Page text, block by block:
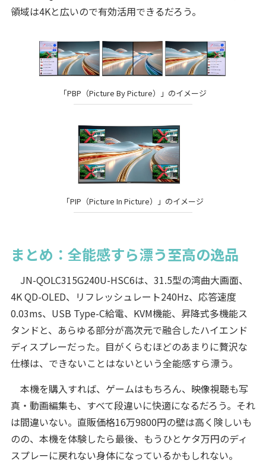
領域は4Kと広いので有効活用できるだろう。
「PBP（Picture By Picture）」のイメージ
「PIP（Picture In Picture）」のイメージ
まとめ：全能感すら漂う至高の逸品
JN-QOLC315G240U-HSC6は、31.5型の湾曲大画面、
4K QD-OLED、リフレッシュレート240Hz、応答速度
0.03ms、USB Type-C給電、KVM機能、昇降式多機能ス
タンドと、あらゆる部分が高次元で融合したハイエンド
ディスプレーだった。目がくらむほどのあまりに贅沢な
仕様は、できないことはないという全能感すら漂う。
本機を購入すれば、ゲームはもちろん、映像視聴も写
真・動画編集も、すべて段違いに快適になるだろう。それ
は間違いない。直販価格16万9800円の壁は高く険しいも
のの、本機を体験したら最後、もうひとケタ万円のディ
スプレーに戻れない身体になっているかもしれない。